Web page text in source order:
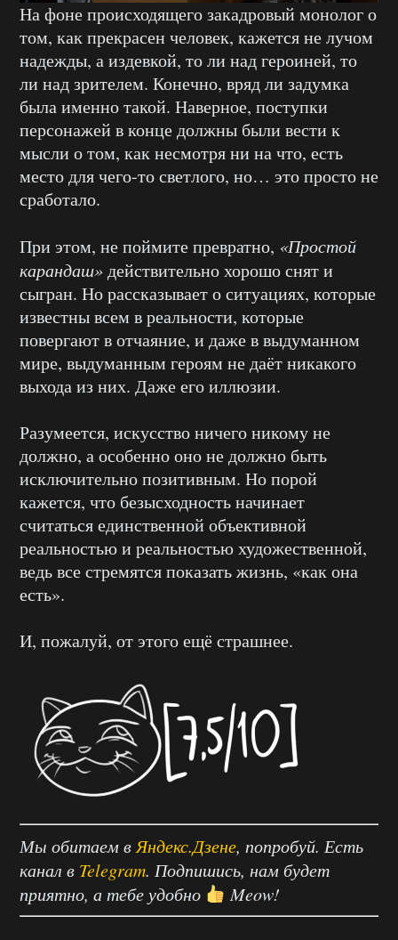
На фоне происходящего закадровый монолог о
том, как прекрасен человек, кажется не лучом
надежды, а издевкой, то ли над героиней, то
ли над зрителем. Конечно, вряд ли задумка
была именно такой. Наверное, поступки
персонажей в конце должны были вести к
мысли о том, как несмотря ни на что, есть
место для чего-то светлого, но… это просто не
сработало.
При этом, не поймите превратно, «Простой
карандаш»действительно хорошо снят и
сыгран. Но рассказывает о ситуациях, которые
известны всем в реальности, которые
повергают в отчаяние, и даже в выдуманном
мире, выдуманным героям не даёт никакого
выхода из них. Даже его иллюзии.
Разумеется, искусство ничего никому не
должно, а особенно оно не должно быть
исключительно позитивным. Но порой
кажется, что безысходность начинает
считаться единственной объективной
реальностью и реальностью художественной,
ведь все стремятся показать жизнь, «как она
есть».
И, пожалуй, от этого ещё страшнее.
Мы обитаем в Яндекс.Дзене, попробуй. Есть
канал в Telegram. Подпишись, нам будет
приятно, а тебе удобно
Meow!